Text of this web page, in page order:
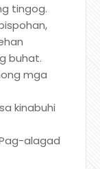
tingog.
buhat.
mga
kinabuhi
alagad